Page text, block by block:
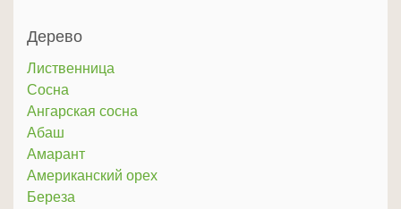
Дерево
Лиственница
Сосна
Ангарская сосна
Абаш
Амарант
Американский орех
Береза